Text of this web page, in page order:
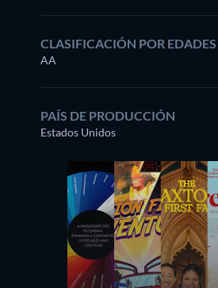
CLASIFICACIÓN POR EDADES
AA
PAÍS DE PRODUCCIÓN
Estados Unidos